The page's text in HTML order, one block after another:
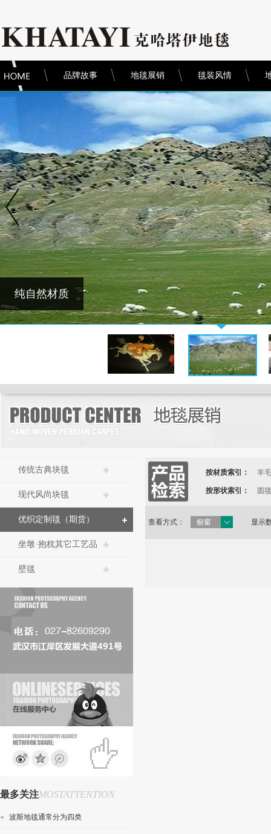
品牌故事 地毯展销 毯装风情
纯自然材质
传统古典块毯
现代风尚块毯
优织定制毯（期货）
坐墩·抱枕其它工艺品
壁毯
最多关注MOSTATTENTION
波斯地毯通常分为四类
按材质索引： 羊
按形状索引： 圆毯
查看方式： 橱窗 显示